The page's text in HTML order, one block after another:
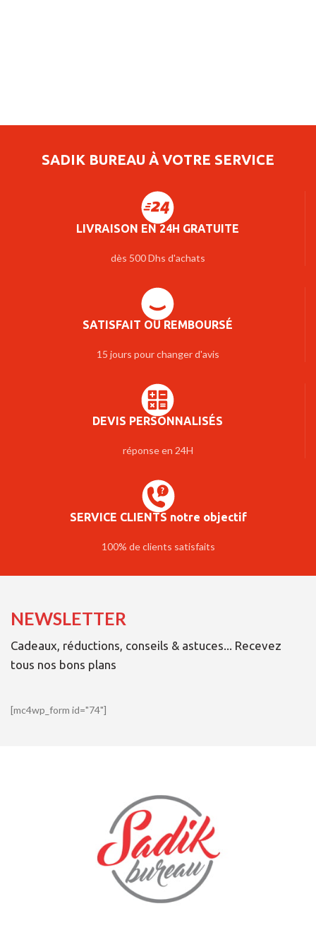
SADIK BUREAU À VOTRE SERVICE
LIVRAISON EN 24H GRATUITE
dès 500 Dhs d'achats
SATISFAIT OU REMBOURSÉ
15 jours pour changer d'avis
DEVIS PERSONNALISÉS
réponse en 24H
SERVICE CLIENTS notre objectif
100% de clients satisfaits
NEWSLETTER
Cadeaux, réductions, conseils & astuces... Recevez
tous nos bons plans
[mc4wp_form id="74"]